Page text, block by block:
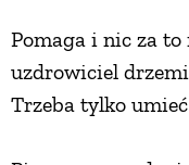
Pomaga i nic za
uzdrowiciel
Trzeba tylko